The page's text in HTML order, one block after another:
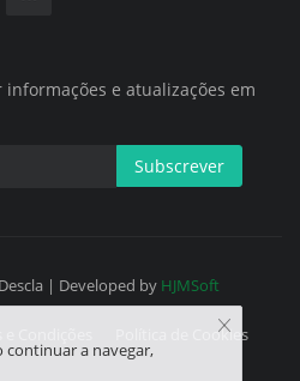
e atualizações em
Subscrever
| Developed by HJMSoft
Política de Cookies
continuar a navegar,